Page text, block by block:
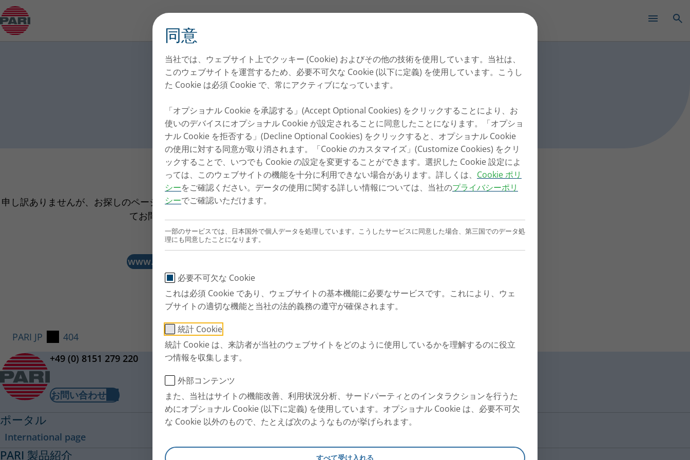
同意
当社では、ウェブサイト上でクッキー (Cookie) およびその他の技術を使用しています。当社は、
このウェブサイトを運営するため、必要不可欠な Cookie (以下に定義) を使用しています。こうし
た Cookie は必須 Cookie で、常にアクティブになっています。
「オプショナル Cookie を承認する」(Accept Optional Cookies) をクリックすることにより、お
使いのデバイスにオプショナル Cookie が設定されることに同意したことになります。「オプショ
ナル Cookie を拒否する」(Decline Optional Cookies) をクリックすると、オプショナル Cookie
の使用に対する同意が取り消されます。「Cookie のカスタマイズ」(Customize Cookies) をクリ
ックすることで、いつでも Cookie の設定を変更することができます。選択した Cookie 設定によ
っては、このウェブサイトの機能を十分に利用できない場合があります。詳しくは、 Cookie ポリ
シーをご確認ください。データの使用に関する詳しい情報については、当社のプライバシーポリ
シーでご確認いただけます。
一部のサービスでは、日本国外で個人データを処理しています。こうしたサービスに同意した場合、第三国でのデータ処
理にも同意したことになります。
必要不可欠な Cookie
これは必須 Cookie であり、ウェブサイトの基本機能に必要なサービスです。これにより、ウェ
ブサイトの適切な機能と当社の法的義務の遵守が確保されます。
統計 Cookie
統計 Cookie は、来訪者が当社のウェブサイトをどのように使用しているかを理解するのに役立
つ情報を収集します。
外部コンテンツ
また、当社はサイトの機能改善、利用状況分析、サードパーティとのインタラクションを行うた
めにオプショナル Cookie (以下に定義) を使用しています。オプショナル Cookie は、必要不可欠
な Cookie 以外のもので、たとえば次のようなものが挙げられます。
すべて受け入れる
Open Submenu
PARI 社について
申し訳ありませんが、お探しのページは存在しません。 pari.com に戻るか、問題につい
てお問い合わせください。
www.pari.comに戻る
PARI JP
404
+49 (0) 8151 279 220
お問い合わせ
ポータル
International page
PARI 製品紹介